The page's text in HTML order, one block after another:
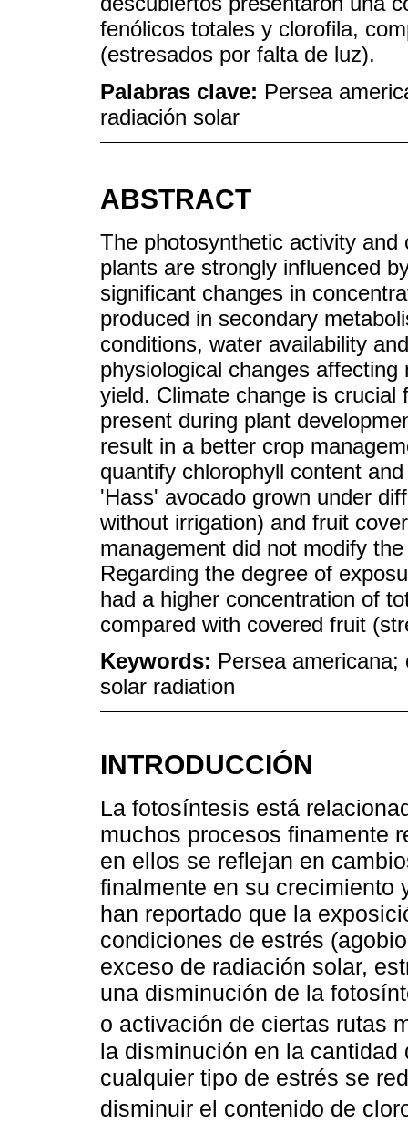
fenólicos totales y clorofila,
(estresados por falta de luz).
Palabras clave: Persea
radiación solar
ABSTRACT
The photosynthetic activity
plants are strongly influenced
significant changes in
produced in secondary
conditions, water availability
physiological changes
yield. Climate change is
present during plant
result in a better crop
quantify chlorophyll content
'Hass' avocado grown under
without irrigation) and fruit
management did not modify
Regarding the degree of
had a higher concentration of
compared with covered fruit
Keywords: Persea
solar radiation
INTRODUCCIÓN
La fotosíntesis está
muchos procesos finamente
en ellos se reflejan en
finalmente en su crecimiento
han reportado que la
condiciones de estrés
exceso de radiación solar,
una disminución de la
o activación de ciertas rutas
la disminución en la
cualquier tipo de estrés se
disminuir el contenido de